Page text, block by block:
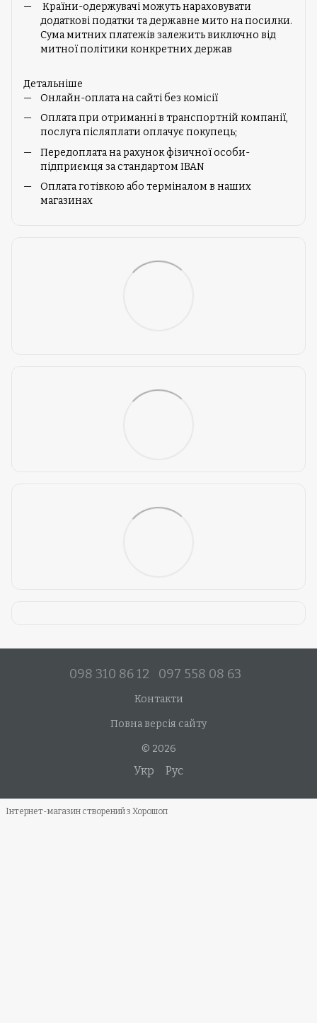
Країни-одержувачі можуть нараховувати
додаткові податки та державне мито на посилки.
Сума митних платежів залежить виключно від
митної політики конкретних держав
Детальніше
Онлайн-оплата на сайті без комісії
Оплата при отриманні в транспортній компанії,
послуга післяплати оплачує покупець;
Передоплата на рахунок фізичної особи-
підприємця за стандартом IBAN
Оплата готівкою або терміналом в наших
магазинах
098 310 86 12 097 558 08 63
Контакти
Повна версія сайту
© 2026
Укр Рус
Інтернет-магазин створений з Хорошоп